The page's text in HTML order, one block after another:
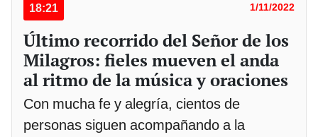
18:21 1/11/2022
Último recorrido del Señor de los
Milagros: fieles mueven el anda
al ritmo de la música y oraciones
Con mucha fe y alegría, cientos de
personas siguen acompañando a la